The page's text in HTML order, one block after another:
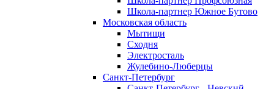
Школа-партнер Южное Бутово
Московская область
Мытищи
Сходня
Электросталь
Жулебино-Люберцы
Санкт-Петербург